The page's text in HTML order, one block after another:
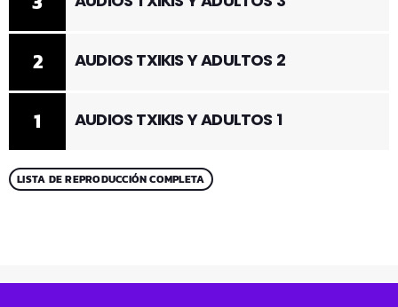
1 AUDIOS TXIKIS Y ADULTOS 1
2 AUDIOS TXIKIS Y ADULTOS 2
LISTA DE REPRODUCCIÓN COMPLETA